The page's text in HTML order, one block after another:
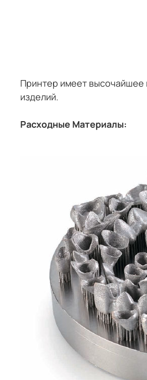
Принтер имеет высочайшее
изделий.
Расходные Материалы: